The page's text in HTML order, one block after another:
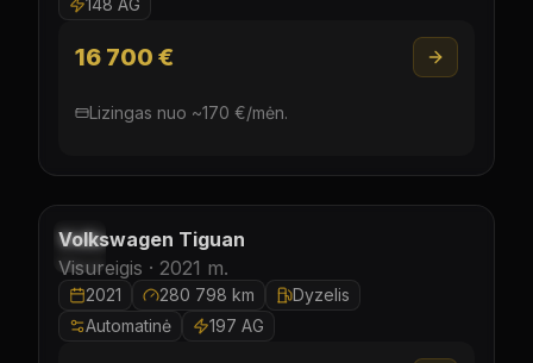
148 AG
16 700 €
Lizingas nuo ~170 €/mėn.
Volkswagen Tiguan
Visureigis · 2021 m.
2021 280 798 km
Dyzelis
Automatinė
197 AG